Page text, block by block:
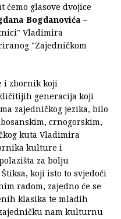
ćemo glasove dvojice
Bogdanovića –
Vladimira
"Zajedničkom
i zbornik koji
generacija koji
zajedničkog jezika, bilo
crnogorskim,
kuta Vladimira
kulture i
za bolju
koji isto to svjedoči
radom, zajedno će se
klasika te mladih
nam kulturnu